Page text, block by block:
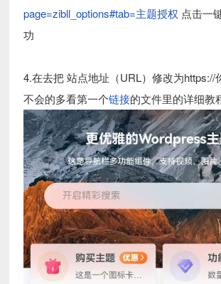
page=zibll_options#tab=主题授权 点击一
功
4.在去把 站点地址（URL）修改为https://
不会的多看第一个链接的文件里的详细教